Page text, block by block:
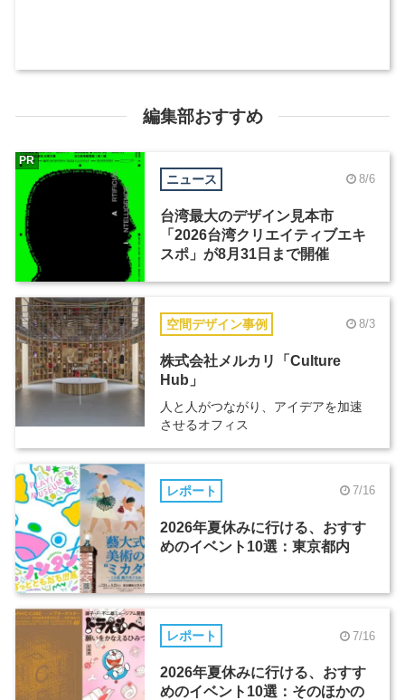
編集部おすすめ
ニュース 8/6
台湾最大のデザイン見本市
「2026台湾クリエイティブエキ
スポ」が8月31日まで開催
PR
空間デザイン事例 8/3
株式会社メルカリ「Culture
Hub」
人と人がつながり、アイデアを加速
させるオフィス
レポート 7/16
2026年夏休みに行ける、おすす
めのイベント10選：東京都内
レポート 7/16
2026年夏休みに行ける、おすす
めのイベント10選：そのほかの